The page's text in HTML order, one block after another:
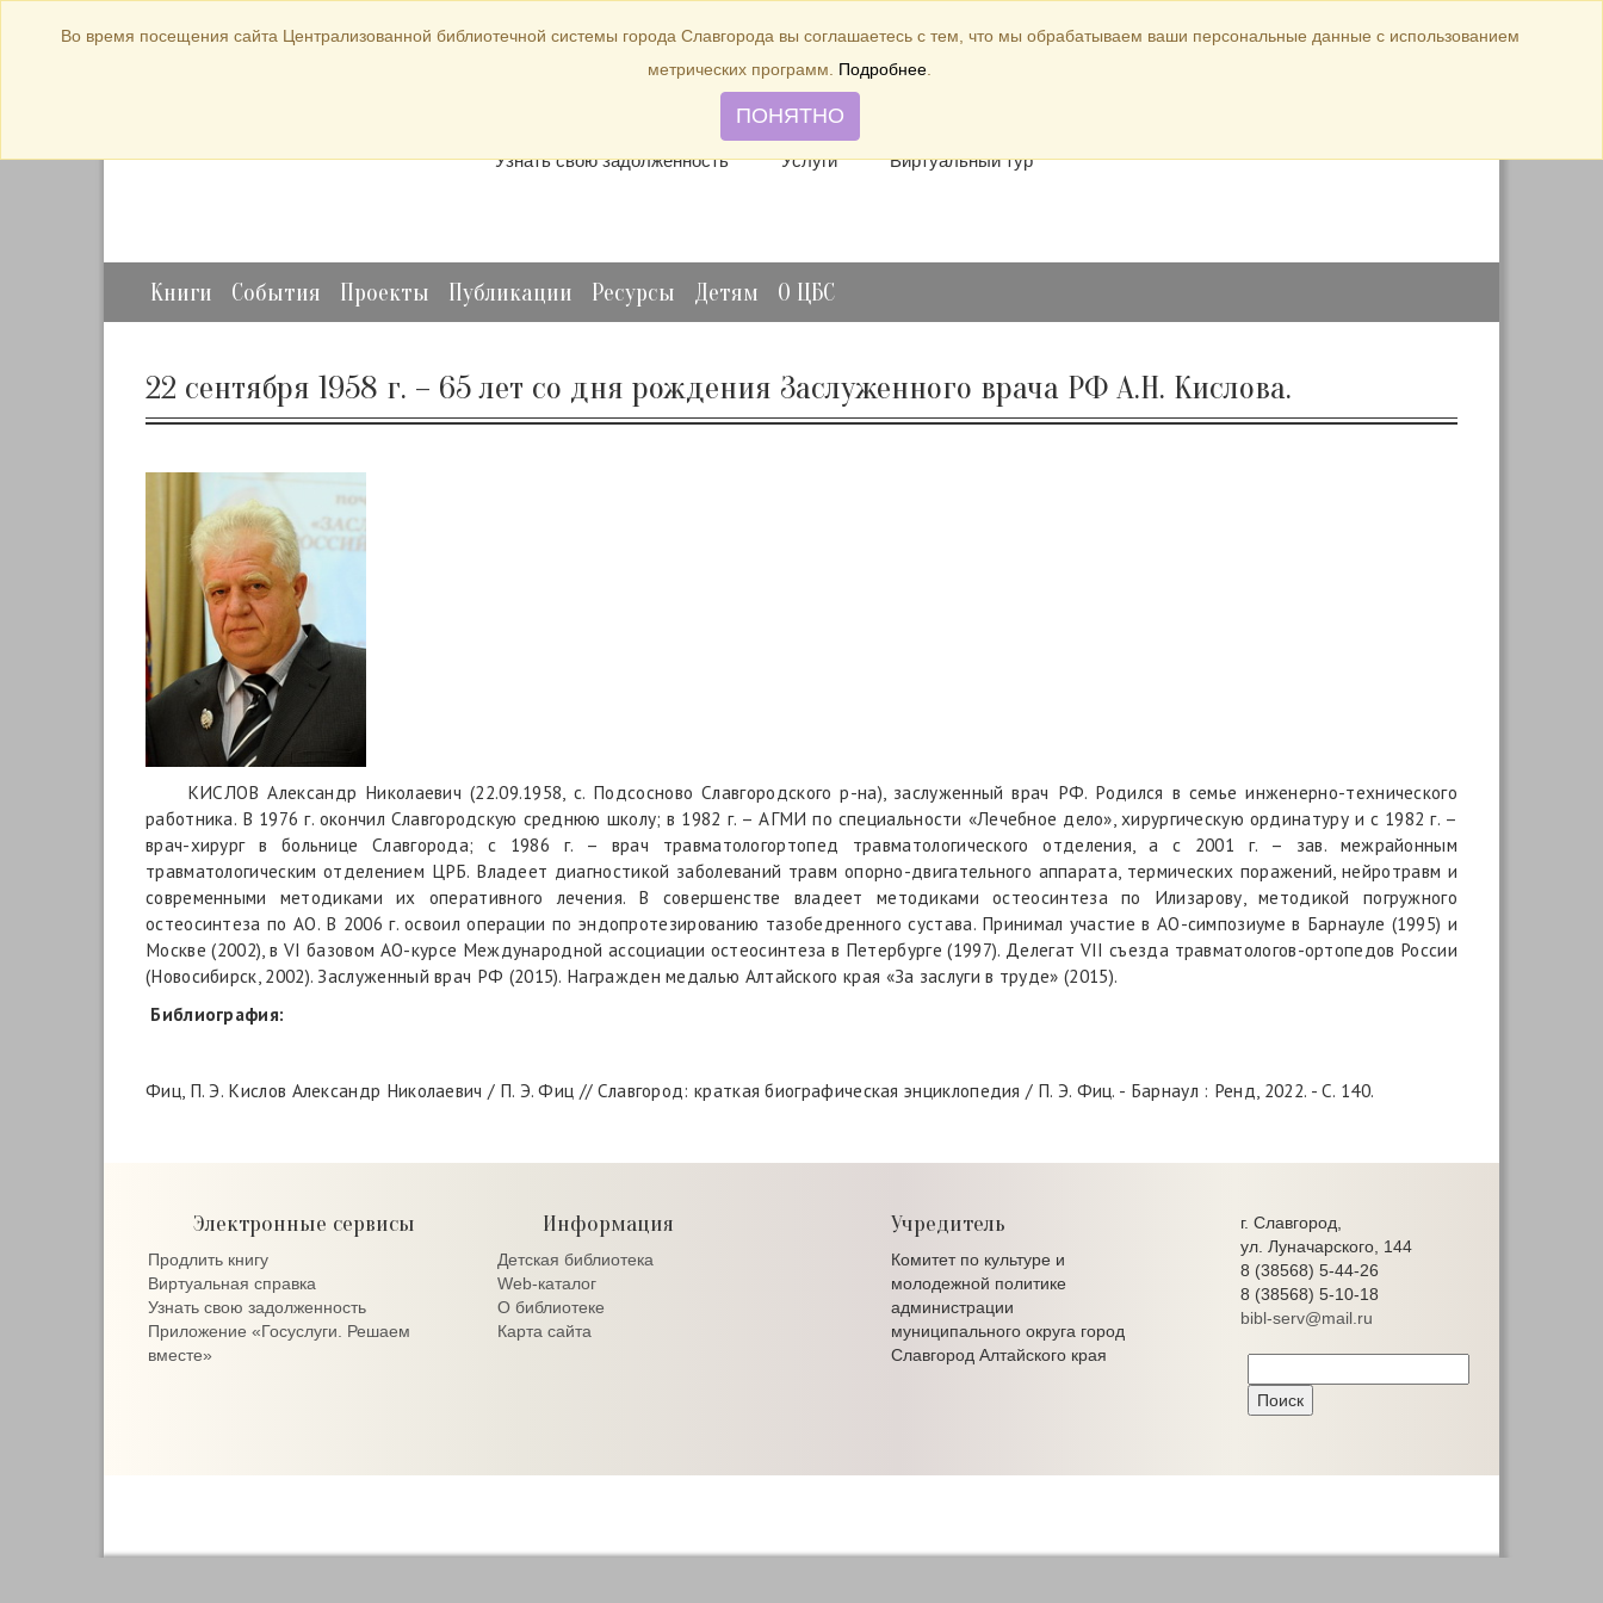
bibl-serv@mail.ru
Отзывы и предложения
Узнать свою задолженность Услуги Виртуальный тур
Официальные материалы
Книги События Проекты Публикации Ресурсы Детям О ЦБС
22 сентября 1958 г. – 65 лет со дня рождения Заслуженного врача РФ А.Н. Кислова.
КИСЛОВ Александр Николаевич (22.09.1958, с. Подсосново Славгородского р-на), заслуженный врач РФ. Родился в семье инженерно-технического
работника. В 1976 г. окончил Славгородскую среднюю школу; в 1982 г. – АГМИ по специальности «Лечебное дело», хирургическую ординатуру и с 1982 г. –
врач-хирург в больнице Славгорода; с 1986 г. – врач травматологортопед травматологического отделения, а с 2001 г. – зав. межрайонным
травматологическим отделением ЦРБ. Владеет диагностикой заболеваний травм опорно-двигательного аппарата, термических поражений, нейротравм и
современными методиками их оперативного лечения. В совершенстве владеет методиками остеосинтеза по Илизарову, методикой погружного
остеосинтеза по АО. В 2006 г. освоил операции по эндопротезированию тазобедренного сустава. Принимал участие в АО-симпозиуме в Барнауле (1995) и
Москве (2002), в VI базовом АО-курсе Международной ассоциации остеосинтеза в Петербурге (1997). Делегат VII съезда травматологов-ортопедов России
(Новосибирск, 2002). Заслуженный врач РФ (2015). Награжден медалью Алтайского края «За заслуги в труде» (2015).
Библиография:
Фиц, П. Э. Кислов Александр Николаевич / П. Э. Фиц // Славгород: краткая биографическая энциклопедия / П. Э. Фиц. - Барнаул : Ренд, 2022. - C. 140.
Электронные сервисы
Продлить книгу
Виртуальная справка
Узнать свою задолженность
Приложение «Госуслуги. Решаем
вместе»
Информация
Детская библиотека
Web-каталог
О библиотеке
Карта сайта
Учредитель
Комитет по культуре и
молодежной политике
администрации
муниципального округа город
Славгород Алтайского края
г. Славгород,
ул. Луначарского, 144
8 (38568) 5-44-26
8 (38568) 5-10-18
bibl-serv@mail.ru
Во время посещения сайта Централизованной библиотечной системы города Славгорода вы соглашаетесь с тем, что мы обрабатываем ваши персональные данные с использованием
метрических программ. Подробнее
ПОНЯТНО